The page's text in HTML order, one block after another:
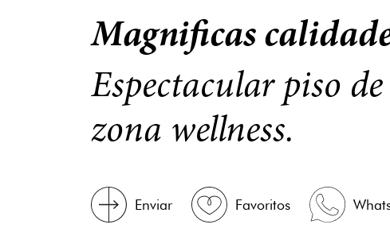
Magnificas
Espectacular piso
zona wellness.
Enviar Favoritos